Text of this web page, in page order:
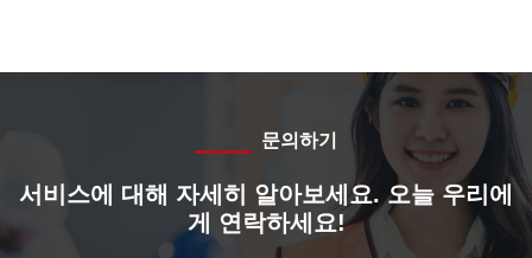
문의하기
서비스에 대해 자세히 알아보세요. 오늘 우리에
게 연락하세요!